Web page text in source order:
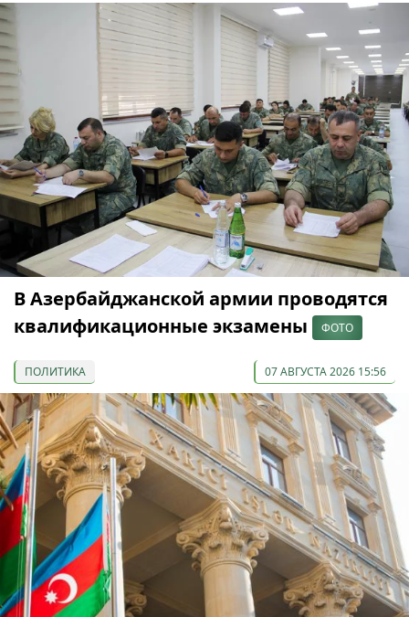
В Азербайджанской армии проводятся
квалификационные экзамены
ФОТО
ПОЛИТИКА 07 АВГУСТА 2026 15:56